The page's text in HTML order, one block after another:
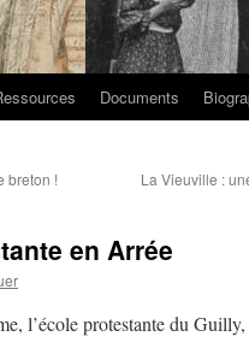
Documents
breton !
La Vieuville :
en Arrée
l’école protestante du